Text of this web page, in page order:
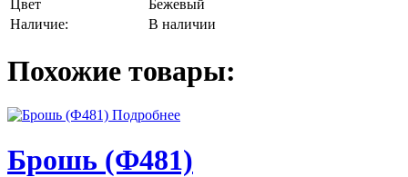
Цвет
Бежевый
Наличие:
В наличии
Похожие товары:
Подробнее
Брошь (Ф481)